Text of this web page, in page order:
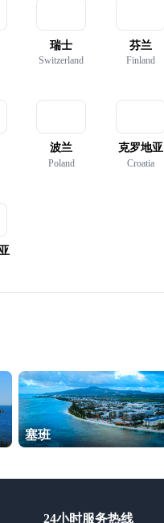
瑞士
Switzerland
芬兰
Finland
波兰
Poland
克罗地亚
Croatia
塞班
24小时服务热线